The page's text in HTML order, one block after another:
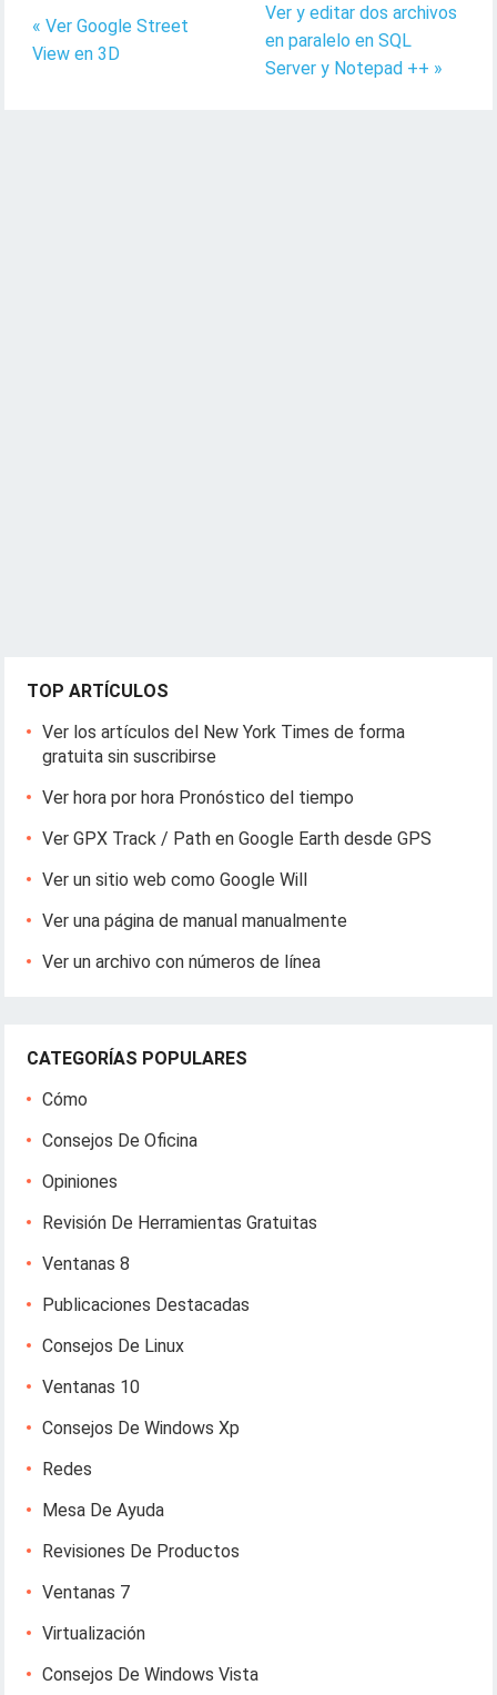
« Ver Google Street
View en 3D
Ver y editar dos archivos
en paralelo en SQL
Server y Notepad ++ »
TOP ARTÍCULOS
Ver los artículos del New York Times de forma
gratuita sin suscribirse
Ver hora por hora Pronóstico del tiempo
Ver GPX Track / Path en Google Earth desde GPS
Ver un sitio web como Google Will
Ver una página de manual manualmente
Ver un archivo con números de línea
CATEGORÍAS POPULARES
Cómo
Consejos De Oficina
Opiniones
Revisión De Herramientas Gratuitas
Ventanas 8
Publicaciones Destacadas
Consejos De Linux
Ventanas 10
Consejos De Windows Xp
Redes
Mesa De Ayuda
Revisiones De Productos
Ventanas 7
Virtualización
Consejos De Windows Vista